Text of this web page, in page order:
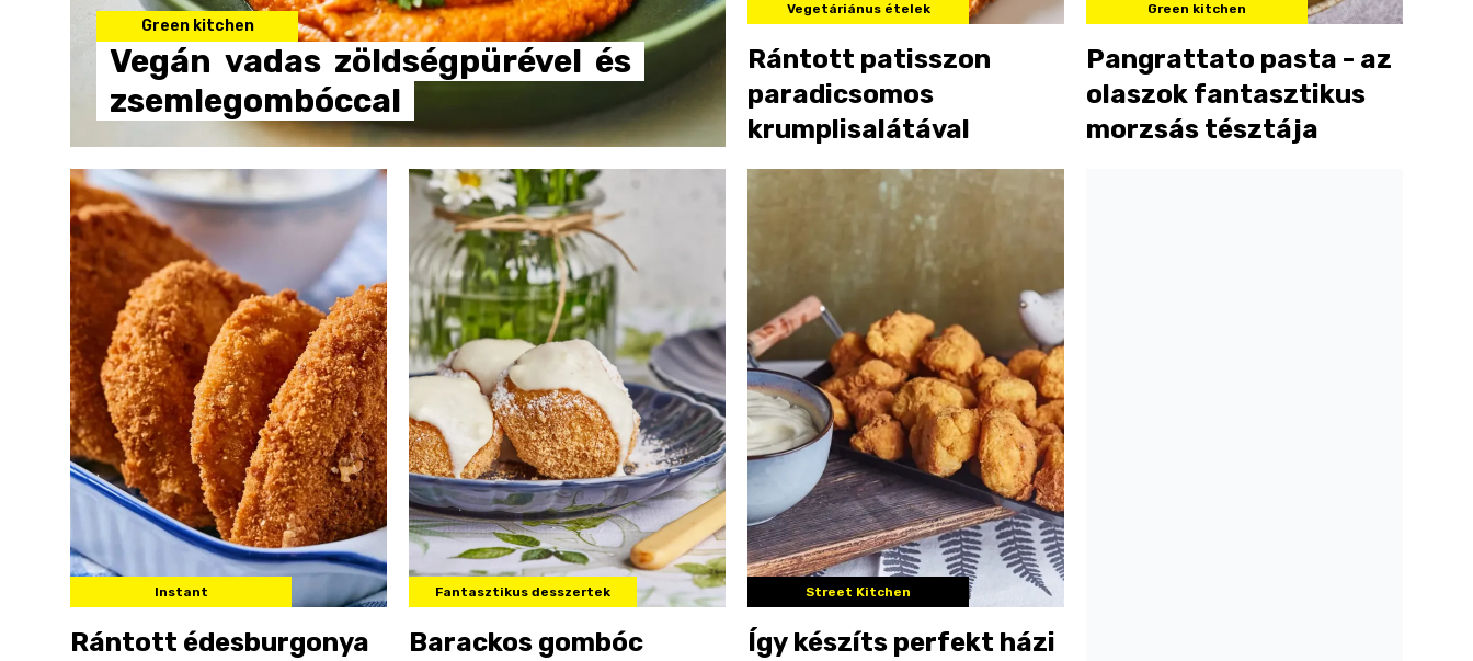
Green kitchen
Vegán vadas zöldségpürével és
zsemlegombóccal
Vegetáriánus ételek
Rántott patisszon
paradicsomos
krumplisalátával
Green kitchen
Pangrattato pasta - az
olaszok fantasztikus
morzsás tésztája
Instant
Rántott édesburgonya
Fantasztikus desszertek
Barackos gombóc
Street Kitchen
Így készíts perfekt házi